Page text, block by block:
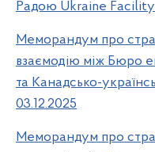
Радою Ukraine Facility
Меморандум про
взаємодію між Бюро
та Канадсько-
03.12.2025
Меморандум про